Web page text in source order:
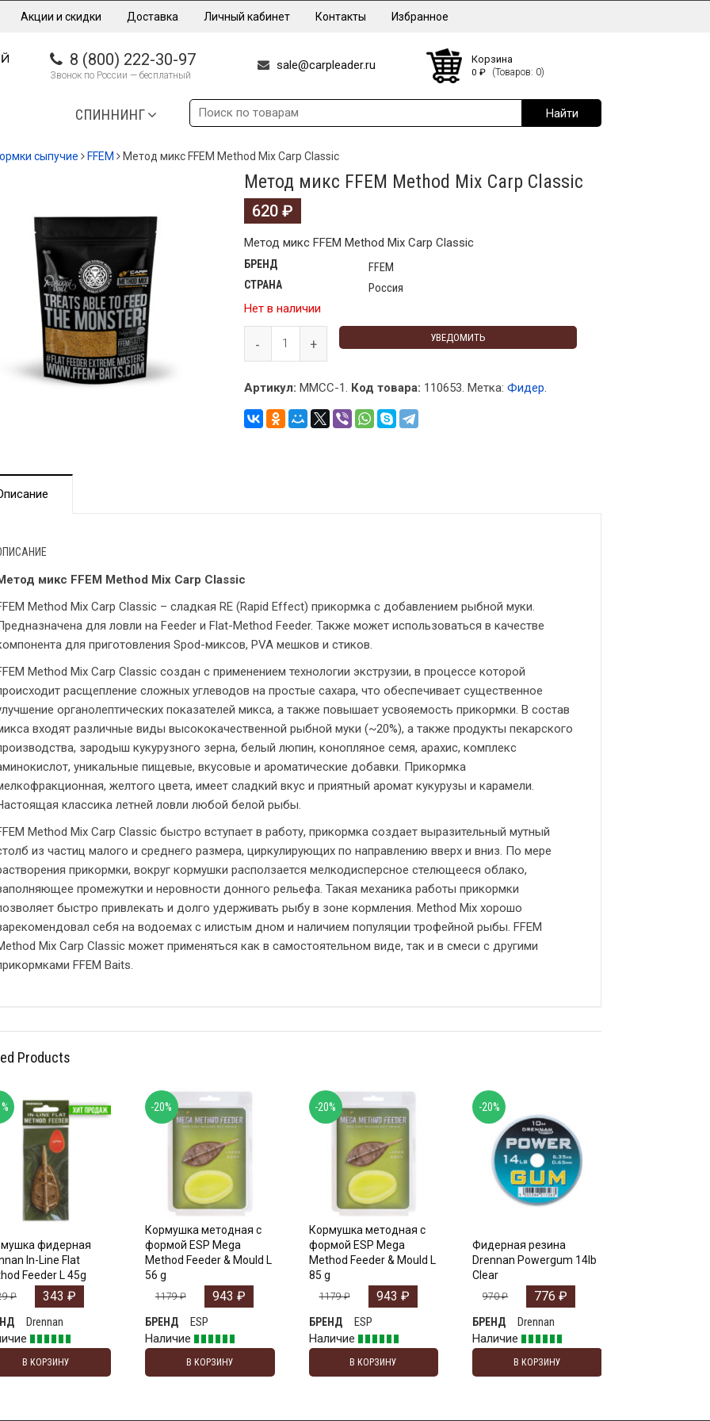
Акции и скидки Доставка Личный кабинет Контакты Избранное
8 (800) 222-30-97
Звонок по России — бесплатный
sale@carpleader.ru Корзина
0 ₽ (Товаров: 0)
СПИННИНГ
сыпучие FFEM Метод микс FFEM Method Mix Carp Classic
Метод микс FFEM Method Mix Carp Classic
620 ₽
Метод микс FFEM Method Mix Carp Classic
БРЕНД FFEM
СТРАНА
Россия
Нет в наличии
УВЕДОМИТЬ
Артикул: MMCC-1. Код товара: 110653. Метка: Фидер.
микс FFEM Method Mix Carp Classic
Method Mix Carp Classic – сладкая RE (Rapid Effect) прикормка с добавлением рыбной муки.
для ловли на Feeder и Flat-Method Feeder. Также может использоваться в качестве
для приготовления Spod-миксов, PVA мешков и стиков.
Method Mix Carp Classic создан с применением технологии экструзии, в процессе которой
расщепление сложных углеводов на простые сахара, что обеспечивает существенное
органолептических показателей микса, а также повышает усвояемость прикормки. В состав
входят различные виды высококачественной рыбной муки (~20%), а также продукты пекарского
зародыш кукурузного зерна, белый люпин, конопляное семя, арахис, комплекс
уникальные пищевые, вкусовые и ароматические добавки. Прикормка
желтого цвета, имеет сладкий вкус и приятный аромат кукурузы и карамели.
классика летней ловли любой белой рыбы.
Method Mix Carp Classic быстро вступает в работу, прикормка создает выразительный мутный
из частиц малого и среднего размера, циркулирующих по направлению вверх и вниз. По мере
прикормки, вокруг кормушки расползается мелкодисперсное стелющееся облако,
промежутки и неровности донного рельефа. Такая механика работы прикормки
быстро привлекать и долго удерживать рыбу в зоне кормления. Method Mix хорошо
себя на водоемах с илистым дном и наличием популяции трофейной рыбы. FFEM
Mix Carp Classic может применяться как в самостоятельном виде, так и в смеси с другими
FFEM Baits.
Products
фидерная
In-Line Flat
Feeder L 45g
₽ 343 ₽
Drennan
В КОРЗИНУ
Кормушка методная с
формой ESP Mega
Method Feeder & Mould L
56 g
1179₽ 943 ₽
БРЕНД
ESP
Наличие
В КОРЗИНУ
-20%
Кормушка методная с
формой ESP Mega
Method Feeder & Mould L
85 g
1179₽ 943 ₽
БРЕНД
ESP
Наличие
В КОРЗИНУ
-20%
Фидерная резина
Drennan Powergum 14lb
Clear
970₽ 776₽
БРЕНД
Drennan
Наличие
В КОРЗИНУ
-20%